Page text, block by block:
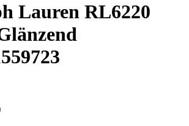
Lauren RL6220